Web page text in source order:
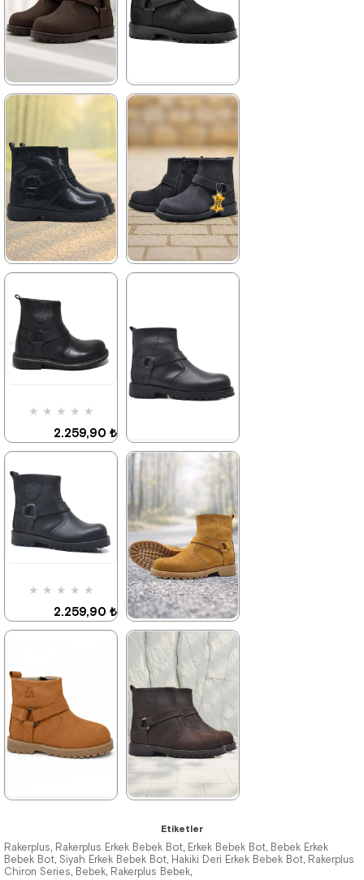
%42İndirim
Ücretsiz
Kargo
%42İndirim
Ücretsiz
Kargo
★ ★
2.049,90 ₺
3.519,90 ₺
%42İndirim
Ücretsiz
Kargo
★ ★ ★ ★
4.629,90 ₺
%42İndirim
Ücretsiz
Kargo
2.049,90 ₺
3.519,90 ₺
3.879,90 ₺
%42İndirim
Ücretsiz
Kargo
★ ★ ★ ★ ★
2.259,90 ₺
3.879,90 ₺
%42İndirim
Kargo
Son 1
Ürün
4.629,90 ₺
%42İndirim
Ücretsiz
Kargo
★ ★ ★ ★ ★
2.259,90 ₺
3.879,90 ₺
%42İndirim
★ ★ ★ ★
2.699,90 ₺
4.629,90 ₺
%42İndirim
Ücretsiz
Kargo
2.049,90 ₺
3.519,90 ₺
★ ★ ★
2.699,90 ₺
4.629,90 ₺
Etiketler
Rakerplus, Rakerplus Erkek Bebek Bot, Erkek Bebek Bot, Bebek Erkek
Bebek Bot, Siyah Erkek Bebek Bot, Hakiki Deri Erkek Bebek Bot, Rakerplus
Chiron Series, Bebek, Rakerplus Bebek,